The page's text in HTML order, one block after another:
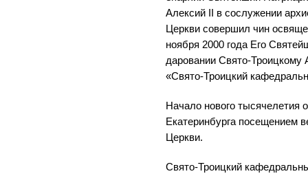
Алексий II в сослужении
Церкви совершил чин
ноября 2000 года Его
даровании Свято-Троицкому
«Свято-Троицкий
Начало нового тысячелетия
Екатеринбурга посещением
Церкви.
Свято-Троицкий